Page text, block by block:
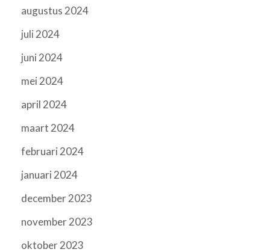
augustus 2024
juli 2024
juni 2024
mei 2024
april 2024
maart 2024
februari 2024
januari 2024
december 2023
november 2023
oktober 2023